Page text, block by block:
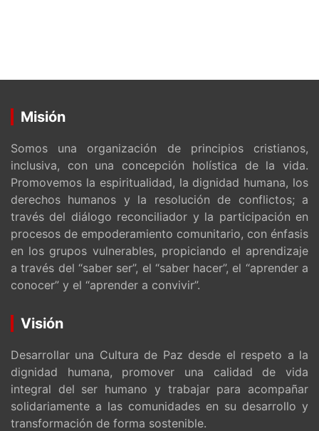
Misión
Somos una organización de principios cristianos,
inclusiva, con una concepción holística de la vida.
Promovemos la espiritualidad, la dignidad humana, los
derechos humanos y la resolución de conflictos; a
través del diálogo reconciliador y la participación en
procesos de empoderamiento comunitario, con énfasis
en los grupos vulnerables, propiciando el aprendizaje
a través del “saber ser”, el “saber hacer”, el “aprender a
conocer” y el “aprender a convivir”.
Visión
Desarrollar una Cultura de Paz desde el respeto a la
dignidad humana, promover una calidad de vida
integral del ser humano y trabajar para acompañar
solidariamente a las comunidades en su desarrollo y
transformación de forma sostenible.